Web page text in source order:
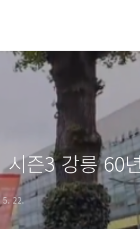
시즌3 강릉 60
5. 22.